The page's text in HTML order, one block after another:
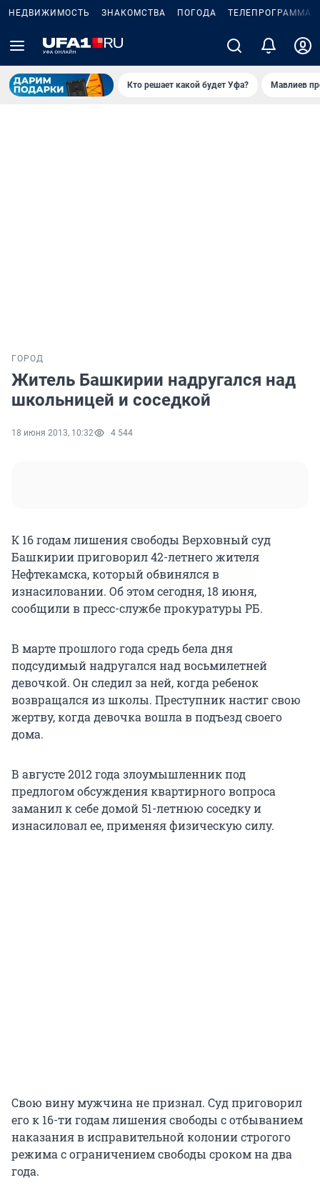
НЕДВИЖИМОСТЬ ЗНАКОМСТВА ПОГОДА ТЕЛЕПРОГРАММА
Кто решает какой будет Уфа? Мавлиев
ГОРОД
Житель Башкирии надругался над
школьницей и соседкой
18 июня 2013, 10:32 4 544
К 16 годам лишения свободы Верховный суд
Башкирии приговорил 42-летнего жителя
Нефтекамска, который обвинялся в
изнасиловании. Об этом сегодня, 18 июня,
сообщили в пресс-службе прокуратуры РБ.
В марте прошлого года средь бела дня
подсудимый надругался над восьмилетней
девочкой. Он следил за ней, когда ребенок
возвращался из школы. Преступник настиг свою
жертву, когда девочка вошла в подъезд своего
дома.
В августе 2012 года злоумышленник под
предлогом обсуждения квартирного вопроса
заманил к себе домой 51-летнюю соседку и
изнасиловал ее, применяя физическую силу.
Свою вину мужчина не признал. Суд приговорил
его к 16-ти годам лишения свободы с отбыванием
наказания в исправительной колонии строгого
режима с ограничением свободы сроком на два
года.